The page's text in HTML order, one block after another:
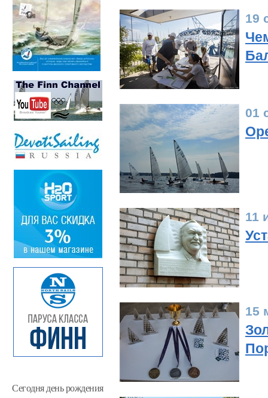
19
01
11
15
Сегодня день рождения